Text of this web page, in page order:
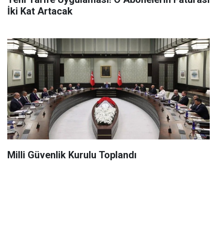
İki Kat Artacak
Milli Güvenlik Kurulu Toplandı